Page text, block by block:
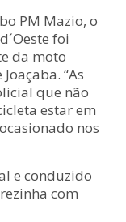
PM Mazio, o
foi
da moto
“As
que não
estar em
nos
e conduzido
com